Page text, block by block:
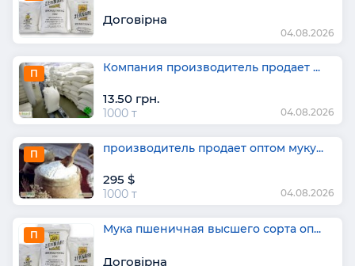
Договірна
04.08.2026
П Компания производитель продает ...
13.50 грн.
1000 т 04.08.2026
П производитель продает оптом муку...
295 $
1000 т 04.08.2026
П Мука пшеничная высшего сорта оп...
Договірна